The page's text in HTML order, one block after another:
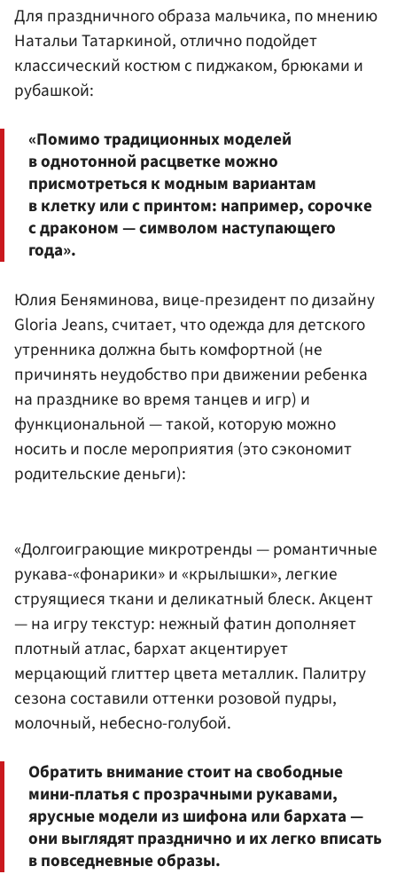
Для праздничного образа мальчика, по мнению
Натальи Татаркиной, отлично подойдет
классический костюм с пиджаком, брюками и
рубашкой:
«Помимо традиционных моделей
в однотонной расцветке можно
присмотреться к модным вариантам
в клетку или с принтом: например, сорочке
с драконом — символом наступающего
года».
Юлия Беняминова, вице-президент по дизайну
Gloria Jeans, считает, что одежда для детского
утренника должна быть комфортной (не
причинять неудобство при движении ребенка
на празднике во время танцев и игр) и
функциональной — такой, которую можно
носить и после мероприятия (это сэкономит
родительские деньги):
«Долгоиграющие микротренды — романтичные
рукава-«фонарики» и «крылышки», легкие
струящиеся ткани и деликатный блеск. Акцент
— на игру текстур: нежный фатин дополняет
плотный атлас, бархат акцентирует
мерцающий глиттер цвета металлик. Палитру
сезона составили оттенки розовой пудры,
молочный, небесно-голубой.
Обратить внимание стоит на свободные
мини-платья с прозрачными рукавами,
ярусные модели из шифона или бархата —
они выглядят празднично и их легко вписать
в повседневные образы.